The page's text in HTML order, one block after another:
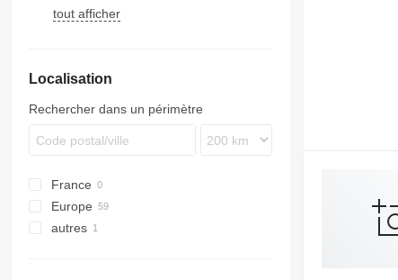
EBO 68
tout afficher
Localisation
Rechercher dans un périmètre
France
Europe
Allemagne
autres